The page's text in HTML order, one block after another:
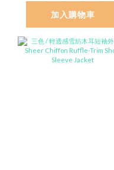
加入購物車